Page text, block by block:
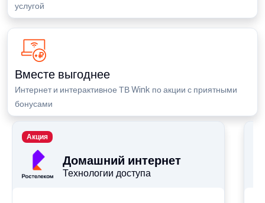
услугой
Вместе выгоднее
Интернет и интерактивное ТВ Wink по акции с приятными
бонусами
Домашний интернет
Технологии доступа
Акция